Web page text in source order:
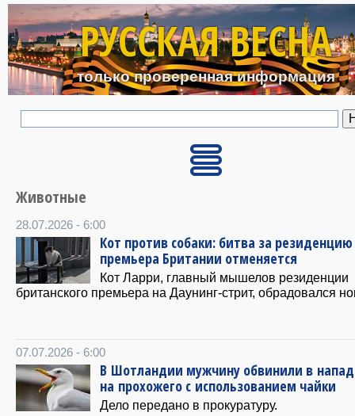
Перейти к основному
РУССКАЯ ВЕСНА
только проверенная информация
Животные
28.07.2026 - 6:00
Кот против собаки: битва за резиденцию
премьера Британии отменяется
Кот Ларри, главный мышелов резиденции
британского премьера на Даунинг-стрит, обрадовался
07.07.2026 - 6:00
В Шотландии мужчину обвинили в
на прохожего с использованием чайки
Дело передано в прокуратуру.